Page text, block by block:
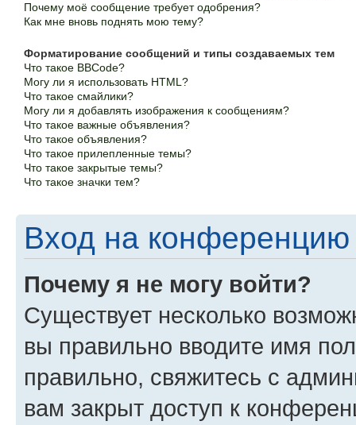
Почему моё сообщение требует одобрения?
Как мне вновь поднять мою тему?
Форматирование сообщений и типы создаваемых тем
Что такое BBCode?
Могу ли я использовать HTML?
Что такое смайлики?
Могу ли я добавлять изображения к сообщениям?
Что такое важные объявления?
Что такое объявления?
Что такое прилепленные темы?
Что такое закрытые темы?
Что такое значки тем?
Вход на конференцию
Почему я не могу войти?
Существует несколько
вы правильно вводите имя
правильно, свяжитесь с
вам закрыт доступ к